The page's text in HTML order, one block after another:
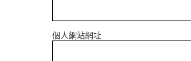
個人網站網址